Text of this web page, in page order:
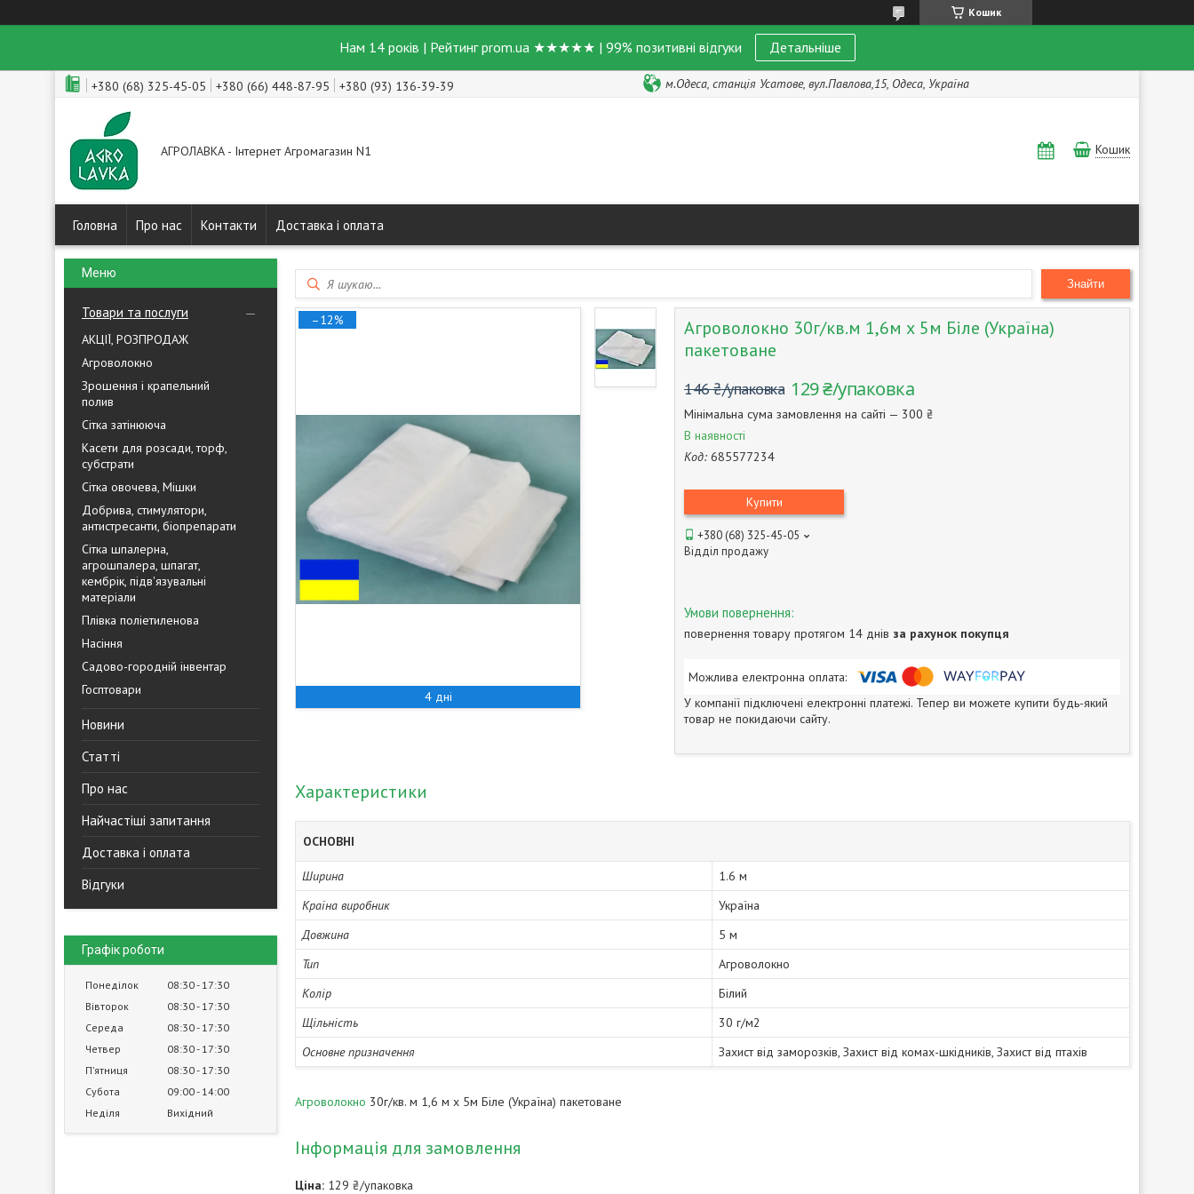
Кошик
Нам 14 років | Рейтинг prom.ua ★★★★★ | 99% позитивні відгуки Детальніше
+380 (68) 325-45-05 +380 (66) 448-87-95 +380 (93) 136-39-39 м.Одеса, станція Усатове, вул.Павлова,15, Одеса, Україна
АГРОЛАВКА - Інтернет Агромагазин N1 Кошик
Головна Про нас Контакти Доставка і оплата
Товари та послуги
АКЦІЇ, РОЗПРОДАЖ
Агроволокно
Зрошення і крапельний
полив
Сітка затінююча
Касети для розсади, торф,
субстрати
Сітка овочева, Мішки
Добрива, стимулятори,
антистресанти, біопрепарати
Сітка шпалерна,
агрошпалера, шпагат,
кембрік, підв'язувальні
матеріали
Плівка поліетиленова
Насіння
Садово-городній інвентар
Госптовари
Новини
Статті
Про нас
Найчастіші запитання
Доставка і оплата
Відгуки
Графік роботи
Понеділок 08:30 17:30
Вівторок
08:30 17:30
Середа
08:30 17:30
Четвер
08:30 17:30
Пʼятниця
08:30 17:30
Субота
09:00 14:00
Неділя
Вихідний
Знайти
–12%
4 дні
Агроволокно 30г/кв.м 1,6м х 5м Біле (Україна)
пакетоване
146 ₴/упаковка 129 ₴/упаковка
Мінімальна сума замовлення на сайті — 300 ₴
В наявності
Код: 685577234
Купити
+380 (68) 325-45-05
Відділ продажу
повернення товару протягом 14 днів за рахунок покупця
У компанії підключені електронні платежі. Тепер ви можете купити будь-який
товар не покидаючи сайту.
Характеристики
ОСНОВНІ
Ширина
1.6 м
Країна виробник
Україна
Довжина
5 м
Тип
Агроволокно
Колір
Білий
Щільність
30 г/м2
Основне призначення
Захист від заморозків, Захист від комах-шкідників, Захист від птахів
Агроволокно 30г/кв. м 1,6 м х 5м Біле (Україна) пакетоване
Інформація для замовлення
Ціна: 129 ₴/упаковка